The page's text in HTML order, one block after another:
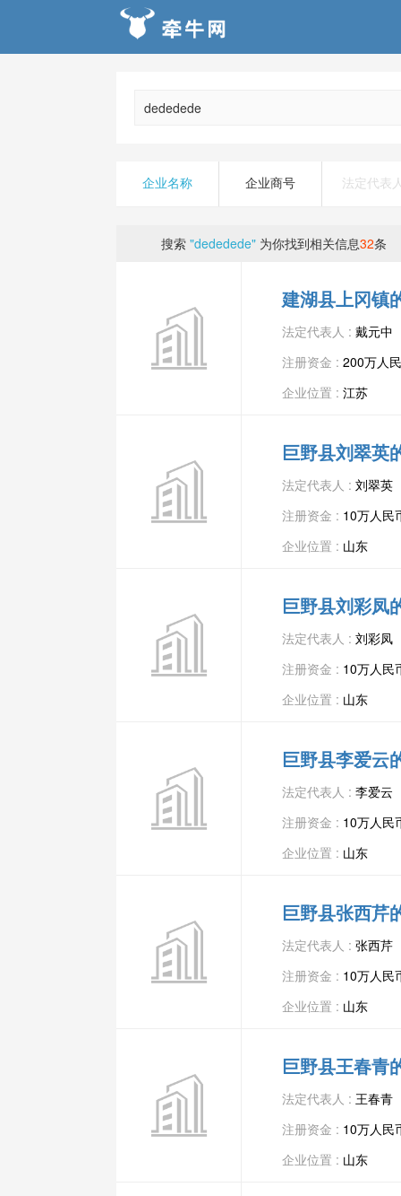
企业名称 企业商号 法定代表
搜索 "dededede" 为你找到相关信息32条
建湖县上冈镇
法定代表人 : 戴元中
注册资金 : 200万人
企业位置 : 江苏
巨野县刘翠英
法定代表人 : 刘翠英
注册资金 : 10万人民
企业位置 : 山东
巨野县刘彩凤
法定代表人 : 刘彩凤
注册资金 : 10万人民
企业位置 : 山东
巨野县李爱云
法定代表人 : 李爱云
注册资金 : 10万人民
企业位置 : 山东
巨野县张西芹
法定代表人 : 张西芹
注册资金 : 10万人民
企业位置 : 山东
巨野县王春青
法定代表人 : 王春青
注册资金 : 10万人民
企业位置 : 山东